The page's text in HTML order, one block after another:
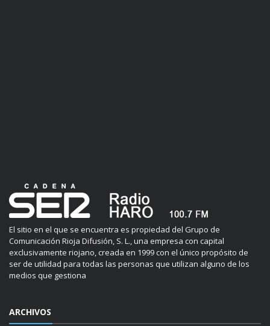
El sitio en el que se encuentra es propiedad del Grupo de
Comunicación Rioja Difusión, S. L., una empresa con capital
exclusivamente riojano, creada en 1999 con el único propósito de
ser de utilidad para todas las personas que utilizan alguno de los
medios que gestiona
ARCHIVOS